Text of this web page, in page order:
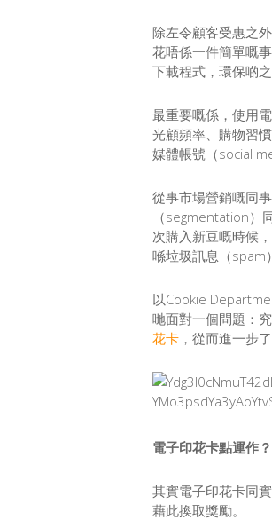
除左令顧客受惠之
花唔係一件簡單嘅
下載程式，環保啲
最重要嘅係，使用
光顧頻率、購物習
媒體帳號（social
從事市場營銷嘅同
（segmentation）
次購入新豆嘅時候
喺垃圾訊息（spam
以Cookie
哋面對一個問題：
花卡 ，從而進一步
電子印花卡點運作？
其實電子印花卡同
藉此換取獎勵。